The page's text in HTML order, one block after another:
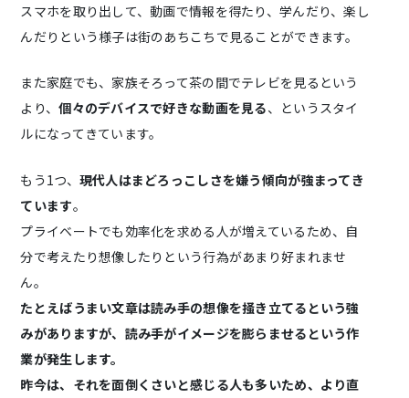
スマホを取り出して、動画で情報を得たり、学んだり、楽し
んだりという様子は街のあちこちで見ることができます。
また家庭でも、家族そろって茶の間でテレビを見るという
より、個々のデバイスで好きな動画を見る、というスタイ
ルになってきています。
もう1つ、 現代人はまどろっこしさを嫌う傾向が強まってき
ています。
プライベートでも効率化を求める人が増えているため、自
分で考えたり想像したりという行為があまり好まれませ
ん。
たとえばうまい文章は読み手の想像を掻き立てるという強
みがありますが、読み手がイメージを膨らませるという作
業が発生します。
昨今は、それを面倒くさいと感じる人も多いため、より直